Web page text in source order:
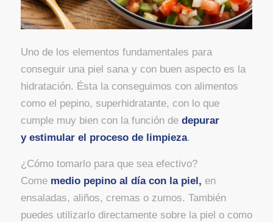
Uno de los elementos fundamentales para
conseguir una piel sana y con buen aspecto es la
hidratación. Ésta la conseguimos con alimentos
como el pepino, superhidratante, con lo que
cumple muy bien con la función dedepurar
y estimular el proceso de limpieza.
¿Cómo tomarlo para que sea efectivo?
Come medio pepino al día con la piel, en
ensaladas, aliños, cremas o zumos. También
puedes utilizarlo directamente sobre la piel o como